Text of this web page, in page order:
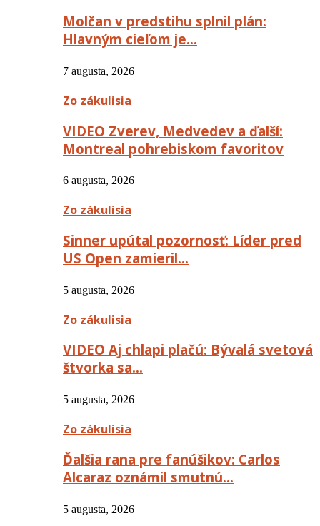
Molčan v predstihu splnil plán:
Hlavným cieľom je…
7 augusta, 2026
Zo zákulisia
VIDEO Zverev, Medvedev a ďalší:
Montreal pohrebiskom favoritov
6 augusta, 2026
Zo zákulisia
Sinner upútal pozornosť: Líder pred
US Open zamieril…
5 augusta, 2026
Zo zákulisia
VIDEO Aj chlapi plačú: Bývalá svetová
štvorka sa…
5 augusta, 2026
Zo zákulisia
Ďalšia rana pre fanúšikov: Carlos
Alcaraz oznámil smutnú…
5 augusta, 2026